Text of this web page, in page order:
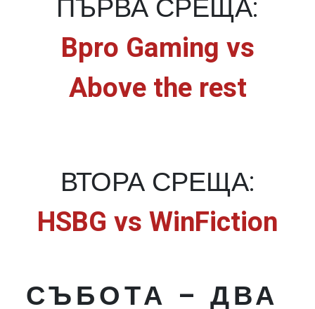
ПЪРВА СРЕЩА:
Bpro Gaming vs
Above the rest
ВТОРА СРЕЩА:
HSBG vs WinFiction
СЪБОТА – ДВА